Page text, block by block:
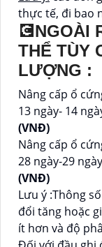
thực tế, đi bao
💽NGOÀI
THỂ TÙY
LƯỢNG :
Nâng cấp ổ
13 ngày- 14
(VNĐ)
Nâng cấp ổ
28 ngày-29
(VNĐ)
Lưu ý :Thông
đổi tăng hoặc
ít hơn và độ